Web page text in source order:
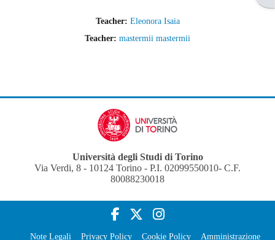
Teacher: Eleonora Isaia
Teacher: mastermii mastermii
Università degli Studi di Torino
Via Verdi, 8 - 10124 Torino - P.I. 02099550010- C.F.
80088230018
Note Legali Privacy Policy Cookie Policy Amministrazione